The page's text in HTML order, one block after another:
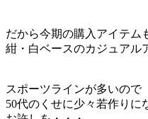
だから今期の購入アイテム
紺・白ベースのカジュアル
スポーツラインが多いので
50代のくせに少々若作りに